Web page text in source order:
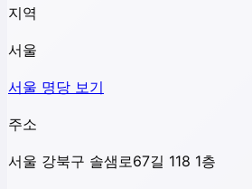
지역
서울
서울 명당 보기
주소
서울 강북구 솔샘로67길 118 1층